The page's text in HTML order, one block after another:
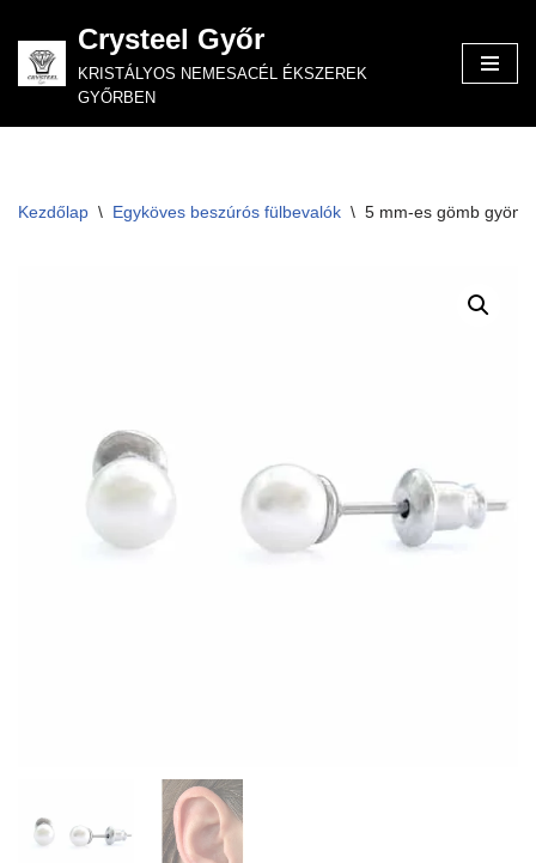
Skip
to
Crysteel Győr
KRISTÁLYOS NEMESACÉL ÉKSZEREK
GYŐRBEN
Kezdőlap \ Egyköves beszúrós fülbevalók \ 5 mm-es gömb